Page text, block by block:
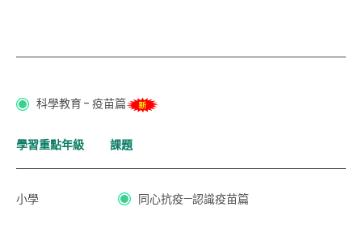
科學教育 - 疫苗篇
學習重點年級 課題
小學 同心抗疫—認識疫苗篇